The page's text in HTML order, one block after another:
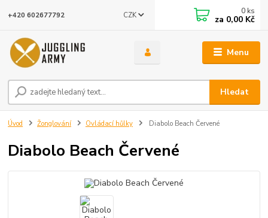
Menu
CZK
Hledat
+420 602677792 0 ks
za 0,00 Kč
Úvod Žonglování Ovládací hůlky Diabolo Beach Červené
Diabolo Beach Červené